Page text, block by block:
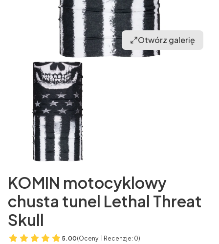
Otwórz galerię
KOMIN motocyklowy
chusta tunel Lethal Threat
Skull
5.00(Oceny: 1 Recenzje: 0)